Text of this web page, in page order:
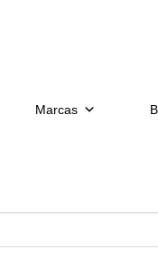
Marcas